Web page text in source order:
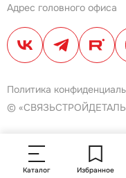
Избранное
Каталог
Адрес головного офиса
Политика
©